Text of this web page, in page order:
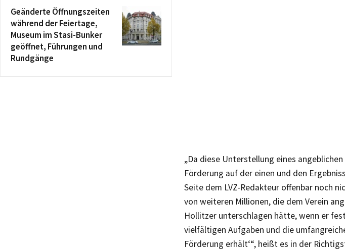
„Da diese Unterstellung eines
Förderung auf der einen und den
Seite dem LVZ-Redakteur offenbar noch
von weiteren Millionen, die dem Verein
Hollitzer unterschlagen hätte, wenn er
vielfältigen Aufgaben und die
Förderung erhält‘“, heißt es in der
Geänderte Öffnungszeiten
während der Feiertage,
Museum im Stasi-Bunker
geöffnet, Führungen und
Rundgänge